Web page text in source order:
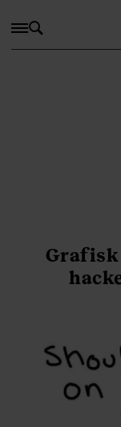
Grafisk